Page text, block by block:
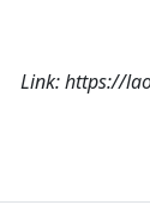
Link: https://